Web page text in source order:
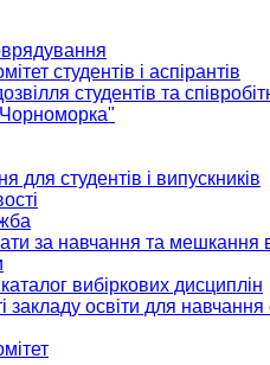
студентів і аспірантів
студентів та
для студентів і випускників
за навчання та мешкання
вибіркових дисциплін
закладу освіти для